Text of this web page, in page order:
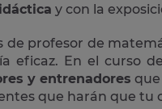
y con la
de profesor de
eficaz. En el curso
y entrenadores
que harán que tu